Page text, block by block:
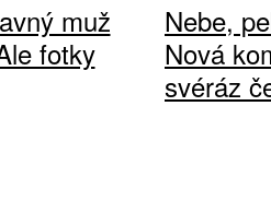
muž
fotky
Nebe,
Nová
svéráz